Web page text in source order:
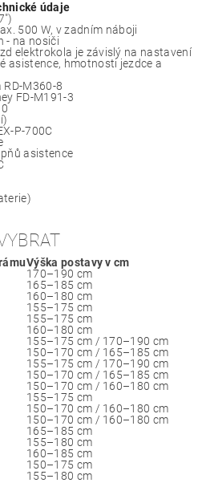
údaje
500 W, v zadním náboji
- na nosiči
elektrokola je závislý na nastavení
asistence, hmotnosti jezdce a
RD-M360-8
FD-M191-3
P-700C
asistence
Výška postavy v cm
170–190 cm
165–185 cm
160–180 cm
155–175 cm
155–175 cm
160–180 cm
155–175 cm / 170–190 cm
150–170 cm / 165–185 cm
155–175 cm / 170–190 cm
150–170 cm / 165–185 cm
150–170 cm / 160–180 cm
155–175 cm
150–170 cm / 160–180 cm
150–170 cm / 160–180 cm
165–185 cm
155–180 cm
160–185 cm
150–175 cm
155–180 cm